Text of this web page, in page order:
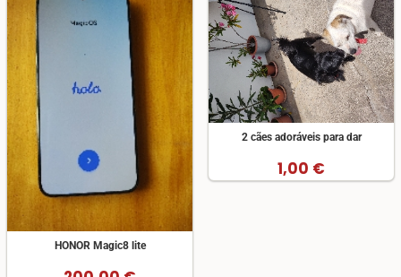
HONOR Magic8 lite
2 cães adoráveis para dar
1,00 €